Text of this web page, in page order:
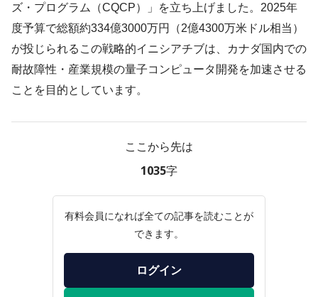
ズ・プログラム（CQCP）」を立ち上げました。2025年
度予算で総額約334億3000万円（2億4300万米ドル相当）
が投じられるこの戦略的イニシアチブは、カナダ国内での
耐故障性・産業規模の量子コンピュータ開発を加速させる
ことを目的としています。
ここから先は
1035字
有料会員になれば全ての記事を読むことが
できます。
ログイン